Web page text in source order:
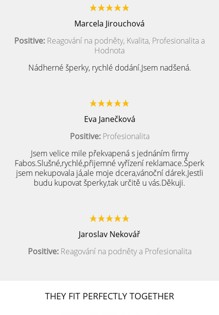
Marcela Jirouchová
Positive: Reagování na podněty, Kvalita, Profesionalita a
Hodnota
Nádherné šperky, rychlé dodání.Jsem nadšená.
Eva Janečková
Positive:Profesionalita
Jsem velice mile překvapená s jednáním firmy
Fabos.Slušné,rychlé,přijemné vyřízení reklamace.Šperk
jsem nekupovala já,ale moje dcera,vánoční dárek.Jestli
budu kupovat šperky,tak určitě u vás.Děkuji.
Jaroslav Nekovář
Positive:Reagování na podněty a Profesionalita
THEY FIT PERFECTLY TOGETHER